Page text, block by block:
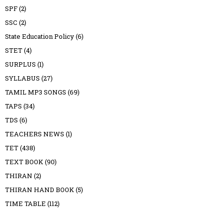
SPF(2)
SSC (2)
State Education Policy(6)
STET(4)
SURPLUS (1)
SYLLABUS (27)
TAMIL MP3 SONGS (69)
TAPS (34)
TDS (6)
TEACHERS NEWS (1)
TET(438)
TEXT BOOK(90)
THIRAN (2)
THIRAN HAND BOOK(5)
TIME TABLE (112)